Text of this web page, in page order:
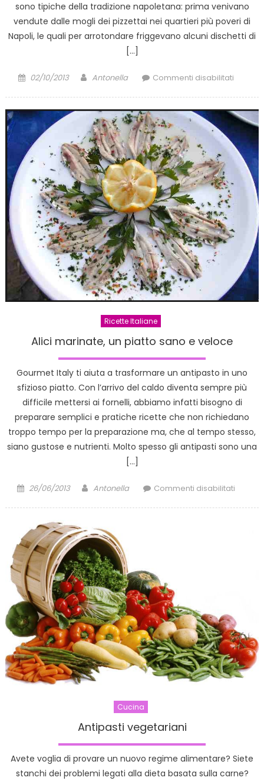
sono tipiche della tradizione napoletana: prima venivano
vendute dalle mogli dei pizzettai nei quartieri più poveri di
Napoli, le quali per arrotondare friggevano alcuni dischetti di
[…]
Posted
02/10/2013 Author
Antonella Commenti disabilitati
pizzelle
fritte
Ricette Italiane
Alici marinate, un piatto sano e veloce
Gourmet Italy ti aiuta a trasformare un antipasto in uno
sfizioso piatto. Con l’arrivo del caldo diventa sempre più
difficile mettersi ai fornelli, abbiamo infatti bisogno di
preparare semplici e pratiche ricette che non richiedano
troppo tempo per la preparazione ma, che al tempo stesso,
siano gustose e nutrienti. Molto spesso gli antipasti sono una
[…]
Posted
26/06/2013 Author
Antonella Commenti disabilitati
Cucina
Antipasti vegetariani
Avete voglia di provare un nuovo regime alimentare? Siete
stanchi dei problemi legati alla dieta basata sulla carne?